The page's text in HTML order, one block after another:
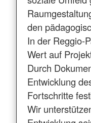
den
In der Reggio-
Wert auf
Durch
Entwicklung
Fortschritte
Wir